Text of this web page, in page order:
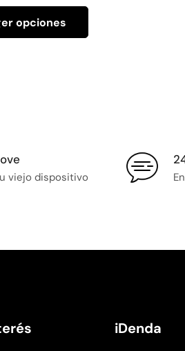
opciones
viejo dispositivo
iDenda